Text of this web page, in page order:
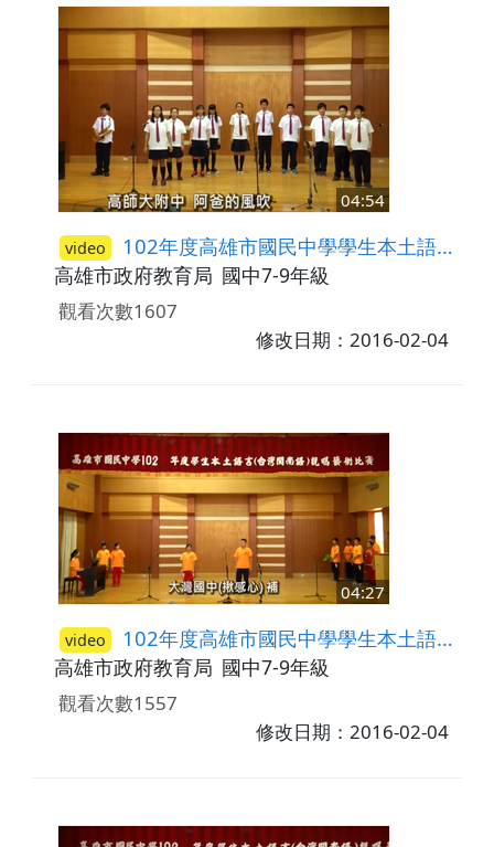
04:54
video 102年度高雄市國民中學學生本土語言(臺灣閩南語)說唱藝術比賽─唱謠比賽(現代類) 佳作-高師大附中
高雄市政府教育局 國中7-9年級
觀看次數1607
修改日期：2016-02-04
04:27
video 102年度高雄市國民中學學生本土語言(臺灣閩南語)說唱藝術比賽─唱謠比賽(現代類) 佳作-大灣國中(2)
高雄市政府教育局 國中7-9年級
觀看次數1557
修改日期：2016-02-04